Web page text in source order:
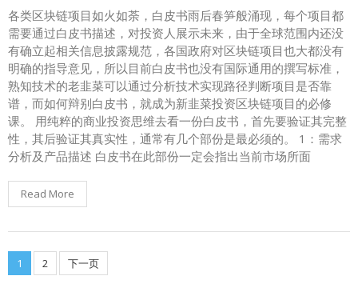
各类区块链项目如火如荼，白皮书雨后春笋般涌现，每个项目都
需要通过白皮书描述，对投资人展示未来，由于全球范围内还没
有确立起相关信息披露规范，各国政府对区块链项目也大都没有
明确的指导意见，所以目前白皮书也没有国际通用的撰写标准，
熟知技术的老韭菜可以通过分析技术实现路径判断项目是否靠
谱，而如何辩别白皮书，就成为新韭菜投资区块链项目的必修
课。 用纯粹的商业投资思维去看一份白皮书，首先要验证其完整
性，其后验证其真实性，通常有几个部份是最必须的。 1：需求
分析及产品描述 白皮书在此部份一定会指出当前市场所面
Read More
文
1 2 下一页